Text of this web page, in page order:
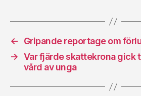
←
Gripande reportage om
→ Var fjärde skattekrona gick
vård av unga